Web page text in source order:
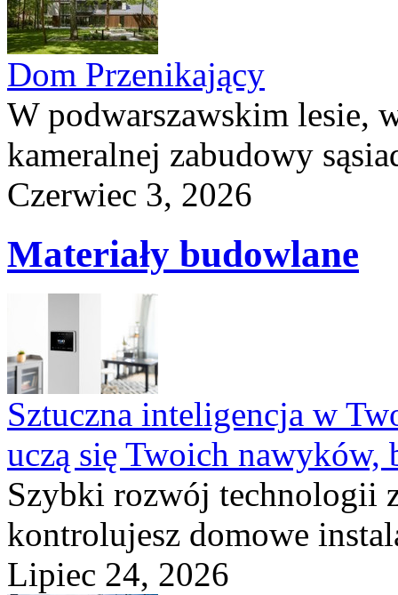
Dom Przenikający
W podwarszawskim lesie,
kameralnej zabudowy
Czerwiec 3, 2026
Materiały budowlane
Sztuczna inteligencja w
uczą się Twoich nawyków,
Szybki rozwój technologii
kontrolujesz domowe
Lipiec 24, 2026